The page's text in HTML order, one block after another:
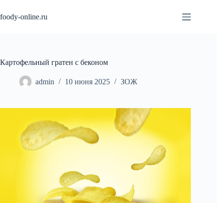
к
сути
foody-online.ru
Картофельный гратен с беконом
admin 10 июня 2025 ЗОЖ